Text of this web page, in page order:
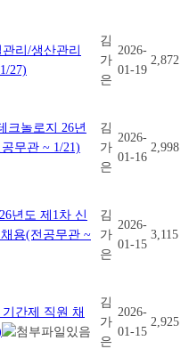
리/생산관리
27)
김
가
은
2026-
01-19
2,872
크놀로지 26년
무관 ~ 1/21)
김
가
은
2026-
01-16
2,998
년도 제1차 신
용(전공무관 ~
김
가
은
2026-
01-15
3,115
간제 직원 채
김
가
은
2026-
01-15
2,925